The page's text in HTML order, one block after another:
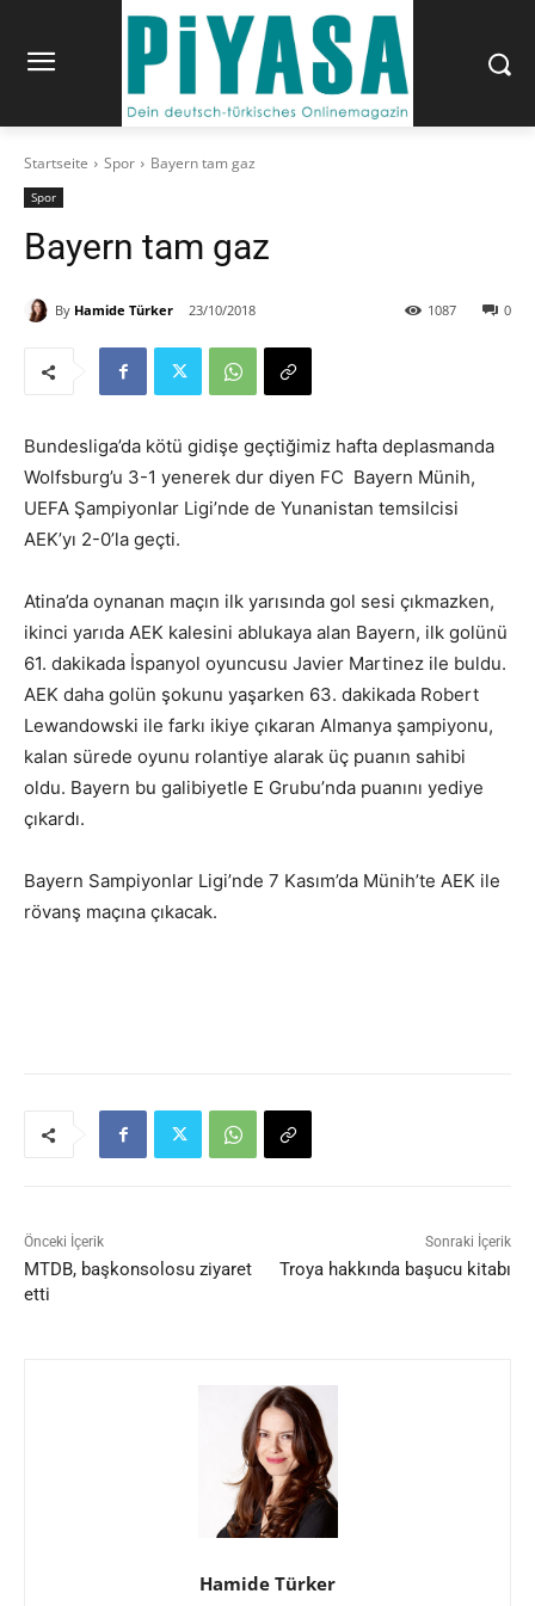
Startseite Spor Bayern tam gaz
Spor
Bayern tam gaz
By Hamide Türker 23/10/2018 0
1087
Bundesliga’da kötü gidişe geçtiğimiz hafta deplasmanda
Wolfsburg’u 3-1 yenerek dur diyen FC Bayern Münih,
UEFA Şampiyonlar Ligi’nde de Yunanistan temsilcisi
AEK’yı 2-0’la geçti.
Atina’da oynanan maçın ilk yarısında gol sesi çıkmazken,
ikinci yarıda AEK kalesini ablukaya alan Bayern, ilk golünü
61. dakikada İspanyol oyuncusu Javier Martinez ile buldu.
AEK daha golün şokunu yaşarken 63. dakikada Robert
Lewandowski ile farkı ikiye çıkaran Almanya şampiyonu,
kalan sürede oyunu rolantiye alarak üç puanın sahibi
oldu. Bayern bu galibiyetle E Grubu’nda puanını yediye
çıkardı.
Bayern Sampiyonlar Ligi’nde 7 Kasım’da Münih’te AEK ile
rövanş maçına çıkacak.
Önceki İçerik
MTDB, başkonsolosu ziyaret
etti
Sonraki İçerik
Troya hakkında başucu kitabı
Hamide Türker